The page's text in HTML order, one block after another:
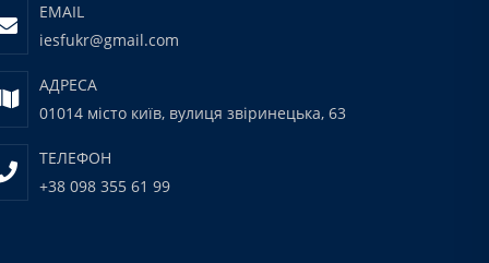
EMAIL
iesfukr@gmail.com
АДРЕСА
01014 місто київ, вулиця звіринецька, 63
ТЕЛЕФОН
+38 098 355 61 99